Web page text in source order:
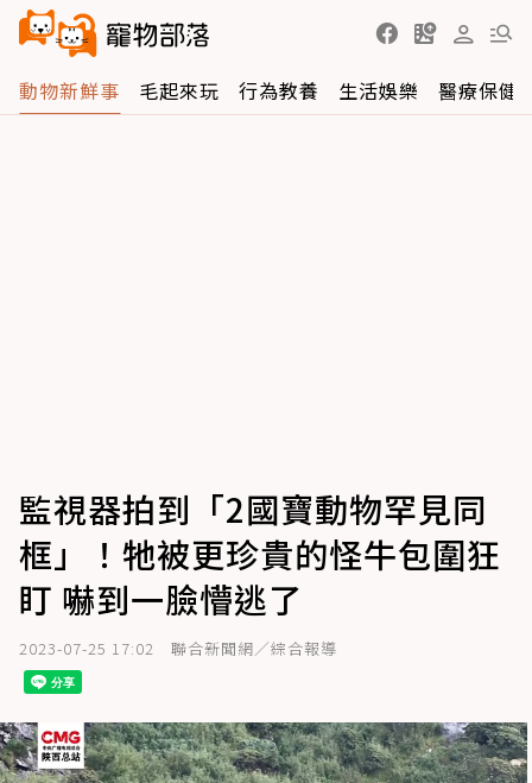
動物新鮮事 毛起來玩 行為教養 生活娛樂 醫療保健
監視器拍到「2國寶動物罕見同
框」！牠被更珍貴的怪牛包圍狂
盯 嚇到一臉懵逃了
2023-07-25 17:02 聯合新聞網／綜合報導